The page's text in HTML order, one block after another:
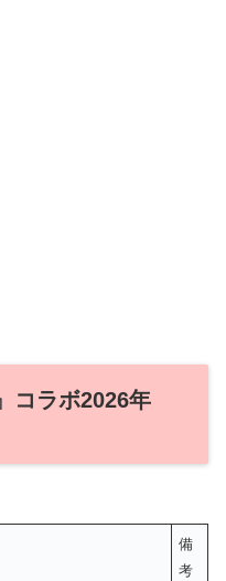
コラボ2026年
備
考